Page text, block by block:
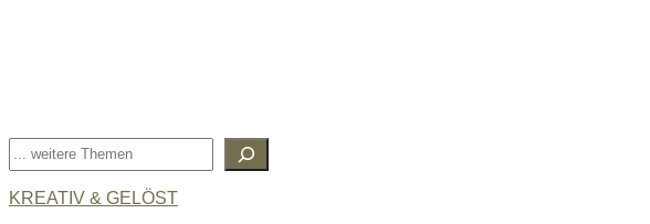
Suchen
KREATIV & GELÖST